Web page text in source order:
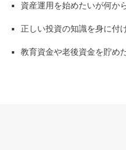
資産運用を始めたいが何か
正しい投資の知識を身に付
教育資金や老後資金を貯め